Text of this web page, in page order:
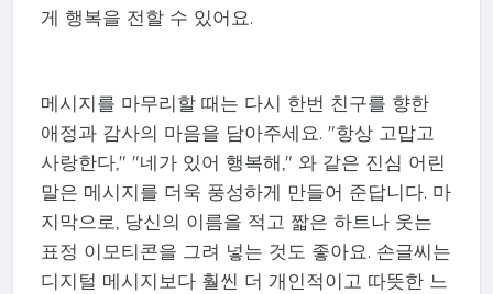
게 행복을 전할 수 있어요.
메시지를 마무리할 때는 다시 한번 친구를 향한
애정과 감사의 마음을 담아주세요. "항상 고맙고
사랑한다," "네가 있어 행복해," 와 같은 진심 어린
말은 메시지를 더욱 풍성하게 만들어 준답니다. 마
지막으로, 당신의 이름을 적고 짧은 하트나 웃는
표정 이모티콘을 그려 넣는 것도 좋아요. 손글씨는
디지털 메시지보다 훨씬 더 개인적이고 따뜻한 느